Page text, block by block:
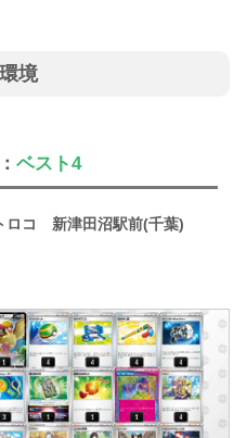
境
ベスト4
ロコ 新津田沼駅前(千葉)